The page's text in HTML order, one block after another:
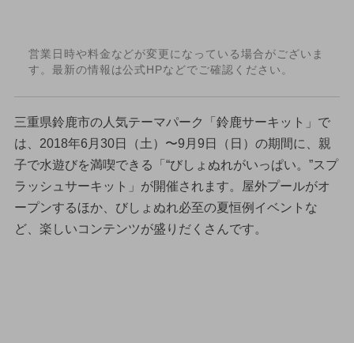
営業日時や料金などが変更になっている場合がございま
す。最新の情報は公式HPなどでご確認ください。
三重県鈴鹿市の人気テーマパーク「鈴鹿サーキット」で
は、2018年6月30日（土）〜9月9日（日）の期間に、親
子で水遊びを満喫できる「“びしょぬれがいっぱい。”スプ
ラッシュサーキット」が開催されます。屋外プールがオ
ープンするほか、びしょぬれ必至の夏恒例イベントな
ど、楽しいコンテンツが盛りだくさんです。